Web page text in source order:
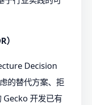
Decision
的替代方案、拒
Gecko 开发已有